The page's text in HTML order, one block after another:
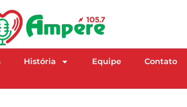
História Equipe Contato